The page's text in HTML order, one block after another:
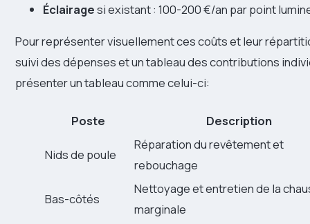
Éclairagesi existant : 100-200 €/an par point
Pour représenter visuellement ces coûts et leur
suivi des dépenses et un tableau des contributions
présenter un tableau comme celui-ci:
Poste Description
Nids de poule
Réparation du revêtement et
rebouchage
Bas-côtés
Nettoyage et entretien de la
marginale